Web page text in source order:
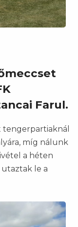
Farul.
míg nálunk
a héten
le a